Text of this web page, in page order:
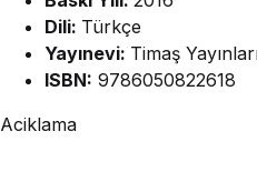
Dili: Türkçe
Yayınevi: Timaş
ISBN: 9786050822618
Aciklama